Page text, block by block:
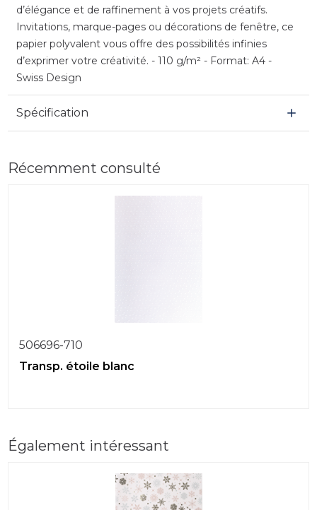
d’élégance et de raffinement à vos projets créatifs.
Invitations, marque-pages ou décorations de fenêtre, ce
papier polyvalent vous offre des possibilités infinies
d’exprimer votre créativité. - 110 g/m² - Format: A4 -
Swiss Design
Spécification
Récemment consulté
506696-710
Transp. étoile blanc
Également intéressant